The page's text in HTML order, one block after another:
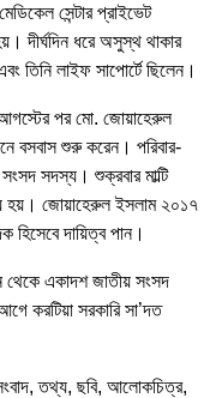
সেন্টার প্রাইভেট
দীর্ঘদিন ধরে অসুস্থ থাকার
তিনি লাইফ সাপোর্টে ছিলেন।
আগস্টের পর মো. জোয়াহেরুল
বসবাস শুরু করেন। পরিবার-
সদস্য। শুক্রবার মাল্টি
হয়। জোয়াহেরুল ইসলাম ২০১৭
হিসেবে দায়িত্ব পান।
থেকে একাদশ জাতীয় সংসদ
করটিয়া সরকারি সা’দত
তথ্য, ছবি, আলোকচিত্র,